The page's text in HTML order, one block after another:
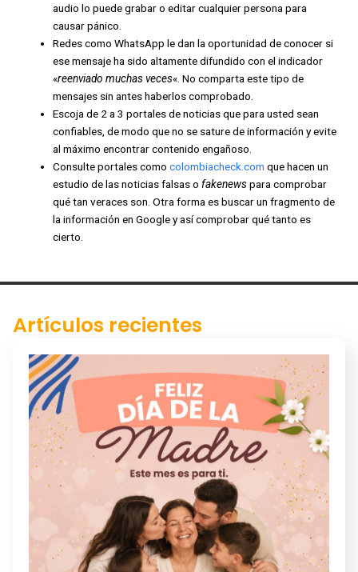
audio lo puede grabar o editar cualquier persona para
causar pánico
Redes como WhatsApp le dan la oportunidad de conocer si
ese mensaje ha sido altamente difundido con el indicador
«reenviado muchas veces«. No comparta este tipo de
mensajes sin antes haberlos comprobado.
Escoja de 2 a 3 portales de noticias que para usted sean
confiables, de modo que no se sature de información y evite
al máximo encontrar contenido engañoso.
Consulte portales comocolombiacheck.com que hacen un
estudio de las noticias falsas ofakenewspara comprobar
qué tan veraces son. Otra forma es buscar un fragmento de
la información en Google y así comprobar qué tanto es
cierto.
Artículos recientes